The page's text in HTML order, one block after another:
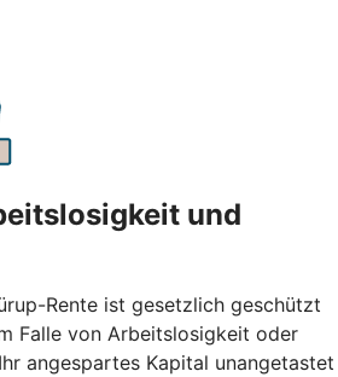
und
Rente ist gesetzlich geschützt
Falle von Arbeitslosigkeit oder
angespartes Kapital unangetastet